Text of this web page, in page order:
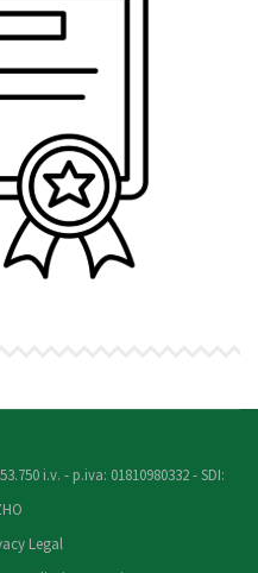
i.v. - p.iva: 01810980332 - SDI:
Legal